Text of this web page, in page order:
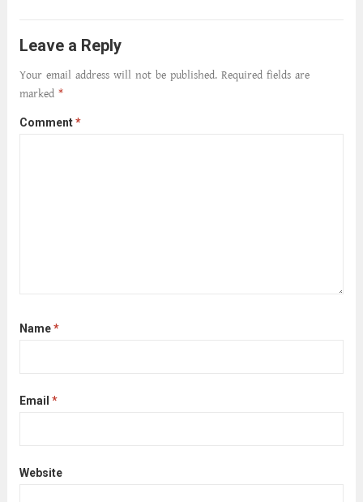
আমার শরীরে সখ্য গড়ে, তোমার গহন ঊর্মিল যৌবন
আনে আশ্বন...
Leave a Reply
Your email address will not be published. Required fields are
marked *
Comment*
Name*
Email *
Website